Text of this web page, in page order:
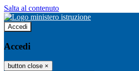
Salta al contenuto
Accedi
Accedi
button close ×